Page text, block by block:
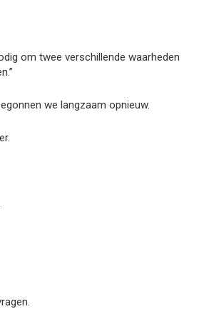
om twee verschillende waarheden
we langzaam opnieuw.